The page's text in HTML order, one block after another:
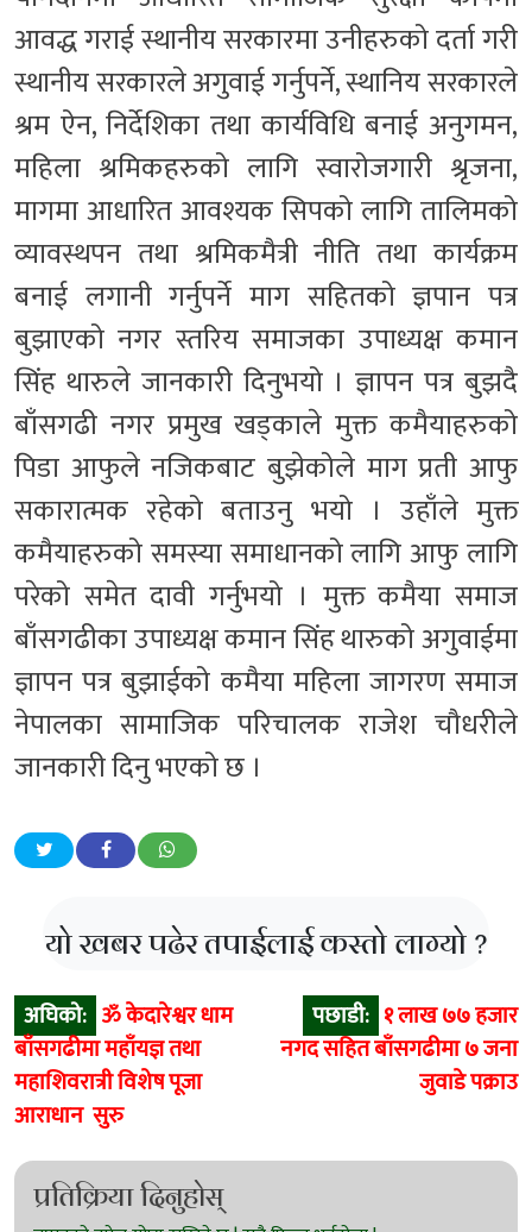
आवद्ध गराई स्थानीय सरकारमा उनीहरुको दर्ता गरी
स्थानीय सरकारले अगुवाई गर्नुपर्ने, स्थानिय सरकारले
श्रम ऐन, निर्देशिका तथा कार्यविधि बनाई अनुगमन,
महिला श्रमिकहरुको लागि स्वारोजगारी श्रृजना,
मागमा आधारित आवश्यक सिपको लागि तालिमको
व्यावस्थपन तथा श्रमिकमैत्री नीति तथा कार्यक्रम
बनाई लगानी गर्नुपर्ने माग सहितको ज्ञपान पत्र
बुझाएको नगर स्तरिय समाजका उपाध्यक्ष कमान
सिंह थारुले जानकारी दिनुभयो । ज्ञापन पत्र बुझदै
बाँसगढी नगर प्रमुख खड्काले मुक्त कमैयाहरुको
पिडा आफुले नजिकबाट बुझेकोले माग प्रती आफु
सकारात्मक रहेको बताउनु भयो । उहाँले मुक्त
कमैयाहरुको समस्या समाधानको लागि आफु लागि
परेको समेत दावी गर्नुभयो । मुक्त कमैया समाज
बाँसगढीका उपाध्यक्ष कमान सिंह थारुको अगुवाईमा
ज्ञापन पत्र बुझाईको कमैया महिला जागरण समाज
नेपालका सामाजिक परिचालक राजेश चौधरीले
जानकारी दिनु भएको छ ।
यो खबर पढेर तपाईलाई कस्तो लाग्यो ?
Post
navigation
अघिको: ॐ केदारेश्वर धाम
बाँसगढीमा महाँयज्ञ तथा
महाशिवरात्री विशेष पूजा
आराधान सुरु
पछाडी: १ लाख ७७ हजार
नगद सहित बाँसगढीमा ७ जना
जुवाडे पक्राउ
प्रतिक्रिया दिनुहोस्